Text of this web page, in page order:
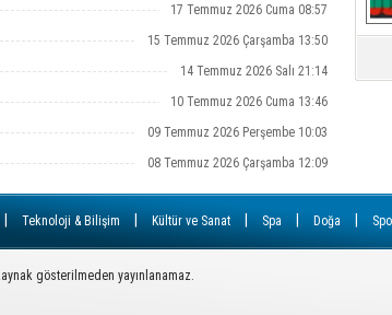
17 Temmuz 2026 Cuma 08:57
15 Temmuz 2026 Çarşamba 13:50
14 Temmuz 2026 Salı 21:14
10 Temmuz 2026 Cuma 13:46
09 Temmuz 2026 Perşembe 10:03
08 Temmuz 2026 Çarşamba 12:09
Teknoloji & Bilişim Kültür ve Sanat Spa Doğa
gösterilmeden yayınlanamaz.